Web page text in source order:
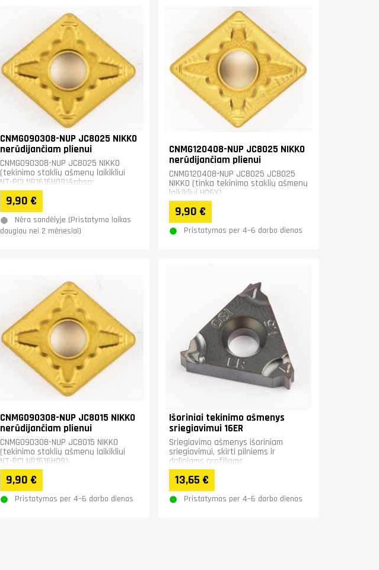
CNMG090308-NUP JC8025 NIKKO
nerūdijančiam plienui
CNMG090308-NUP JC8025 NIKKO
(tekinimo staklių ašmenų laikikliui
NT-PCLNR1616H09)&nbsp;
9,90 €
Nėra sandėlyje (Pristatymo laikas
daugiau nei 2 mėnesiai)
CNMG120408-NUP JC8025 NIKKO
nerūdijančiam plienui
CNMG120408-NUP JC8025 JC8025
NIKKO (tinka tekinimo staklių ašmenų
laikikliui H06X)
9,90 €
Pristatymas per 4–6 darbo dienas
CNMG090308-NUP JC8015 NIKKO
nerūdijančiam plienui
CNMG090308-NUP JC8015 NIKKO
(tekinimo staklių ašmenų laikikliui
NT-PCLNR1616H09)
9,90 €
Pristatymas per 4–6 darbo dienas
Išoriniai tekinimo ašmenys
sriegiavimui 16ER
Sriegiavimo ašmenys išoriniam
sriegiavimui, skirti pilniems ir
daliniams profiliams.
13,65 €
Pristatymas per 4–6 darbo dienas